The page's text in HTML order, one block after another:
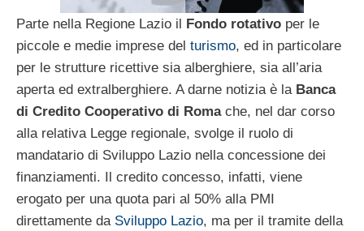
Parte nella Regione Lazio il Fondo rotativo per le
piccole e medie imprese del turismo, ed in particolare
per le strutture ricettive sia alberghiere, sia all’aria
aperta ed extralberghiere. A darne notizia è la Banca
di Credito Cooperativo di Romache, nel dar corso
alla relativa Legge regionale, svolge il ruolo di
mandatario di Sviluppo Lazio nella concessione dei
finanziamenti. Il credito concesso, infatti, viene
erogato per una quota pari al 50% alla PMI
direttamente da Sviluppo Lazio, ma per il tramite della